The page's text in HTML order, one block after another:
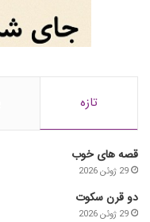
تازه
قصه های خوب
29 ژوئن 2026
دو قرن سکوت
29 ژوئن 2026